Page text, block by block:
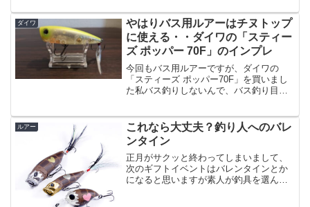
カラーがある最近は身近で釣れるシーバ
ス釣りをずっとやってるん...
ダイワ
やはりバス用ルアーはチヌトップ
に使える・・ダイワの「スティー
ズ ポッパー 70F」のインプレ
今回もバス用ルアーですが、ダイワの
「スティーズ ポッパー70F」を買いまし
た私バス釣りしないんで、バス釣り目的
ッパー買ったのかよ、と思う方もいらっ
しゃるかもですが、「ス...
ルアー
これなら大丈夫？釣り人へのバレ
ンタイン
正月がサクッと終わってしまいまして、
次のギフトイベントはバレンタインとか
になると思いますが素人が釣具を選んで